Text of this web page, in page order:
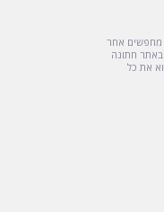
מחפשים אחר
באתר חתונה
את כל